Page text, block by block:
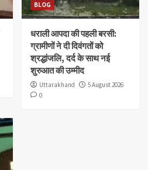
BLOG
धराली आपदा की पहली बरसी:
ग्रामीणों ने दी दिवंगतों को
श्रद्धांजलि, दर्द के साथ नई
शुरुआत की उम्मीद
Uttarakhand
5 August 2026
0